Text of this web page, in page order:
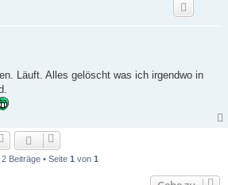
Läuft. Alles gelöscht was ich irgendwo in
2 Beiträge • Seite 1 von 1